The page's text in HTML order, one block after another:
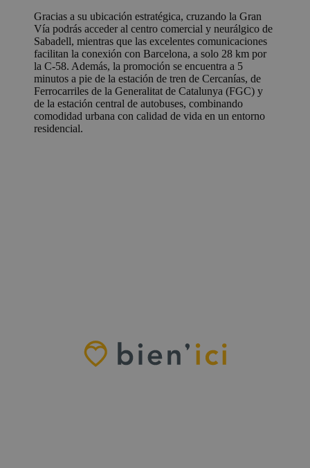
Gracias a su ubicación estratégica, cruzando la Gran
Vía podrás acceder al centro comercial y neurálgico de
Sabadell, mientras que las excelentes comunicaciones
facilitan la conexión con Barcelona, a solo 28 km por
la C-58. Además, la promoción se encuentra a 5
minutos a pie de la estación de tren de Cercanías, de
Ferrocarriles de la Generalitat de Catalunya (FGC) y
de la estación central de autobuses, combinando
comodidad urbana con calidad de vida en un entorno
residencial.